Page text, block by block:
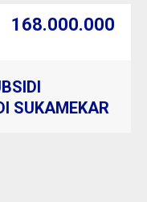
168.000.000
SUKAMEKAR